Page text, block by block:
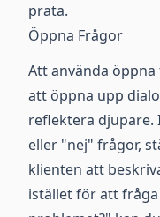
prata.
Öppna Frågor
Att använda
att öppna upp
reflektera
eller "nej" frågor,
klienten att
istället för att